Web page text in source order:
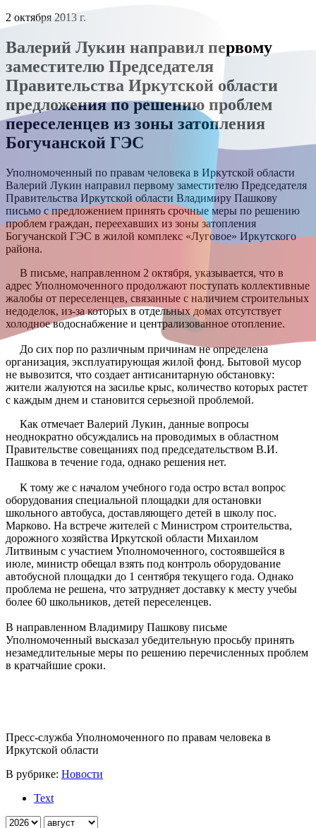
2 октября 2013 г.
Валерий Лукин направил первому
заместителю Председателя
Правительства Иркутской области
предложения по решению проблем
переселенцев из зоны затопления
Богучанской ГЭС
Уполномоченный по правам человека в Иркутской области
Валерий Лукин направил первому заместителю Председателя
Правительства Иркутской области Владимиру Пашкову
письмо с предложением принять срочные меры по решению
проблем граждан, переехавших из зоны затопления
Богучанской ГЭС в жилой комплекс «Луговое» Иркутского
района.
В письме, направленном 2 октября, указывается, что в
адрес Уполномоченного продолжают поступать коллективные
жалобы от переселенцев, связанные с наличием строительных
недоделок, из-за которых в отдельных домах отсутствует
холодное водоснабжение и централизованное отопление.
До сих пор по различным причинам не определена
организация, эксплуатирующая жилой фонд. Бытовой мусор
не вывозится, что создает антисанитарную обстановку:
жители жалуются на засилье крыс, количество которых растет
с каждым днем и становится серьезной проблемой.
Как отмечает Валерий Лукин, данные вопросы
неоднократно обсуждались на проводимых в областном
Правительстве совещаниях под председательством В.И.
Пашкова в течение года, однако решения нет.
К тому же с началом учебного года остро встал вопрос
оборудования специальной площадки для остановки
школьного автобуса, доставляющего детей в школу пос.
Марково. На встрече жителей с Министром строительства,
дорожного хозяйства Иркутской области Михаилом
Литвиным с участием Уполномоченного, состоявшейся в
июле, министр обещал взять под контроль оборудование
автобусной площадки до 1 сентября текущего года. Однако
проблема не решена, что затрудняет доставку к месту учебы
более 60 школьников, детей переселенцев.
В направленном Владимиру Пашкову письме
Уполномоченный высказал убедительную просьбу принять
незамедлительные меры по решению перечисленных проблем
в кратчайшие сроки.
Пресс-служба Уполномоченного по правам человека в
Иркутской области
В рубрике: Новости
Text